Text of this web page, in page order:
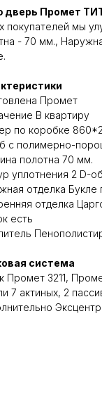
дверь Промет
покупателей мы
- 70 мм.,
Промет
В квартиру
по коробке
с полимерно-
полотна 70 мм.
уплотнения 2 D-
отделка Букле
отделка
есть
система
Промет 3211,
7 актиных, 2